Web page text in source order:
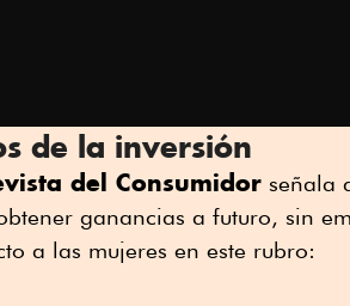
de la inversión
del Consumidor señala
ganancias a futuro, sin
a las mujeres en este rubro: